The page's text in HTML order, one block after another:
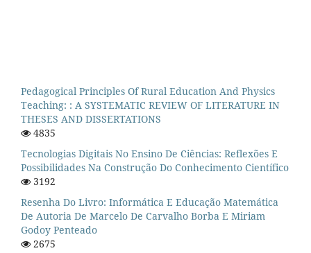
Pedagogical Principles Of Rural Education And Physics
Teaching: : A SYSTEMATIC REVIEW OF LITERATURE IN
THESES AND DISSERTATIONS
4835
Tecnologias Digitais No Ensino De Ciências: Reflexões E
Possibilidades Na Construção Do Conhecimento Científico
3192
Resenha Do Livro: Informática E Educação Matemática
De Autoria De Marcelo De Carvalho Borba E Miriam
Godoy Penteado
2675